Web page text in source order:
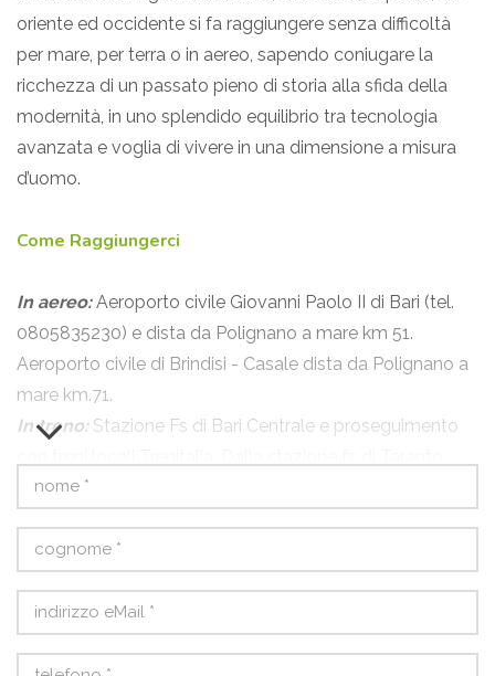
oriente ed occidente si fa raggiungere senza difficoltà
per mare, per terra o in aereo, sapendo coniugare la
ricchezza di un passato pieno di storia alla sfida della
modernità, in uno splendido equilibrio tra tecnologia
avanzata e voglia di vivere in una dimensione a misura
d’uomo.
Come Raggiungerci
In aereo:Aeroporto civile Giovanni Paolo II di Bari (tel.
0805835230) e dista da Polignano a mare km 51.
Aeroporto civile di Brindisi - Casale dista da Polignano a
mare km.71.
In treno:Stazione Fs di Bari Centrale e proseguimento
treni locali delle Ferrovie Sud-Est.
Largo Ciaia, e proseguimento con treni locali dalla
In auto:A14 Bologna - Ancona uscita Bari Nord;
A1 Firenze-Roma > A2 Roma - Napoli > A16 Napoli -